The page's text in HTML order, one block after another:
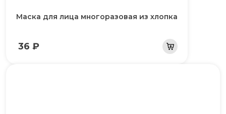
Маска для лица многоразовая из хлопка
36 ₽